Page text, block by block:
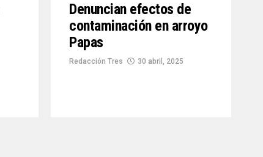
Denuncian efectos de
contaminación en arroyo
Papas
Redacción Tres 30 abril, 2025